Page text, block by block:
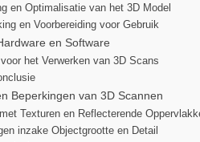
en Optimalisatie van het 3D Model
en Voorbereiding voor Gebruik
en Software
het Verwerken van 3D Scans
Beperkingen van 3D Scannen
Texturen en Reflecterende
inzake Objectgrootte en Detail